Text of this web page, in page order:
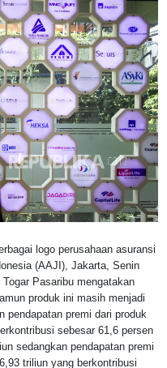
logo perusahaan asuransi
(AAJI), Jakarta, Senin
Pasaribu mengatakan
produk ini masih menjadi
pendapatan premi dari produk
sebesar 61,6 persen
sedangkan pendapatan premi
triliun yang berkontribusi